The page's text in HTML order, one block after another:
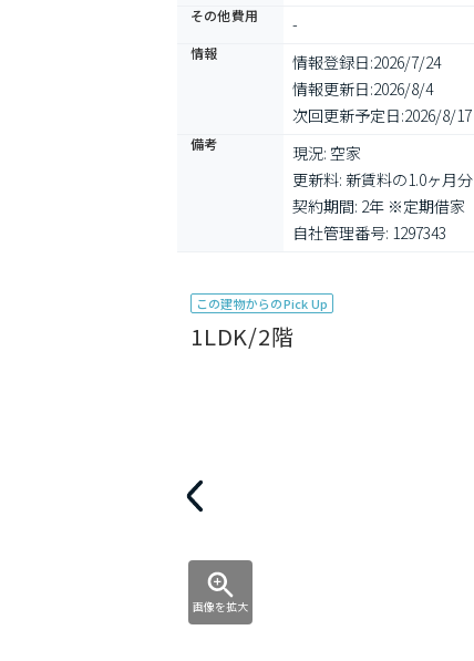
その他費用 -
情報 情報登録日:2026/7/24
情報更新日:2026/8/4
次回更新予定日:2026/8/17
備考
現況: 空家
更新料: 新賃料の1.0ヶ月分
契約期間: 2年 ※定期借家
自社管理番号: 1297343
この建物からのPick Up
1LDK/2階
画像を拡大